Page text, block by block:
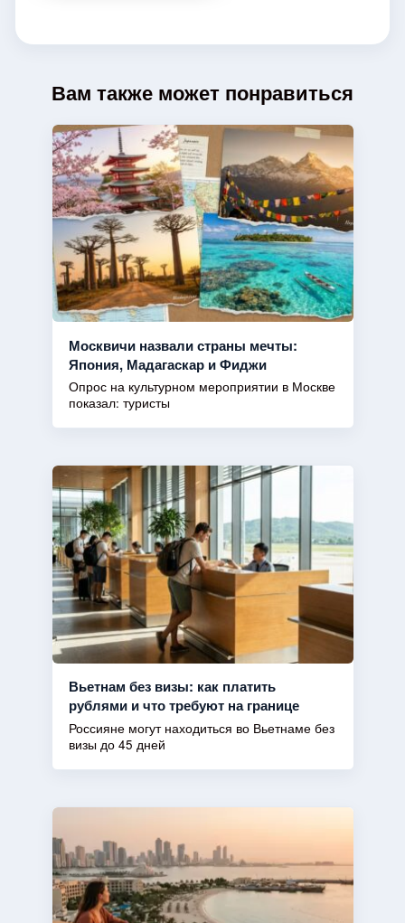
Вам также может понравиться
Москвичи назвали страны мечты:
Япония, Мадагаскар и Фиджи
Опрос на культурном мероприятии в Москве
показал: туристы
Вьетнам без визы: как платить
рублями и что требуют на границе
Россияне могут находиться во Вьетнаме без
визы до 45 дней